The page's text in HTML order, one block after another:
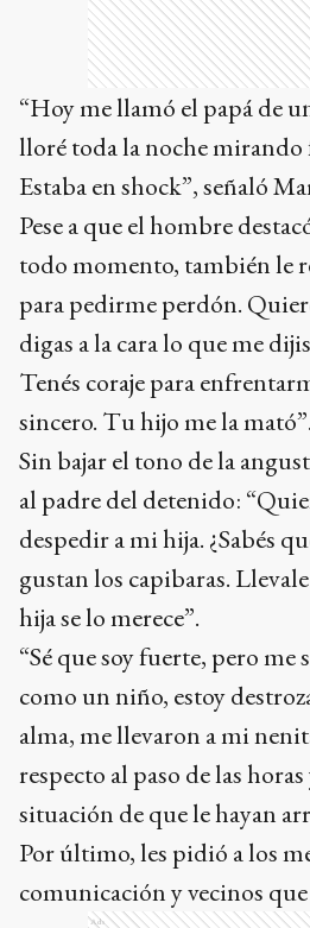
“Hoy me llamó el papá de
lloré toda la noche mirando
Estaba en shock”, señaló
Pese a que el hombre
todo momento, también le
para pedirme perdón.
digas a la cara lo que me
Tenés coraje para
sincero. Tu hijo me la mató”.
Sin bajar el tono de la
al padre del detenido:
despedir a mi hija. ¿Sabés
gustan los capibaras.
hija se lo merece”.
“Sé que soy fuerte, pero me
como un niño, estoy
alma, me llevaron a mi
respecto al paso de las
situación de que le hayan
Por último, les pidió a los
comunicación y vecinos
Ads